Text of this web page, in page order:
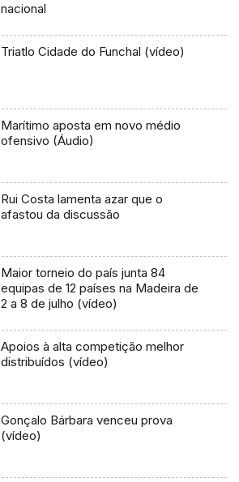
nacional
Triatlo Cidade do Funchal (vídeo)
Marítimo aposta em novo médio
ofensivo (Áudio)
Rui Costa lamenta azar que o
afastou da discussão
Maior torneio do país junta 84
equipas de 12 países na Madeira de
2 a 8 de julho (vídeo)
Apoios à alta competição melhor
distribuídos (vídeo)
Gonçalo Bárbara venceu prova
(vídeo)